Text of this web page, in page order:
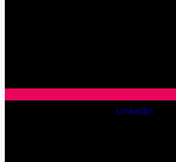
Linkedin